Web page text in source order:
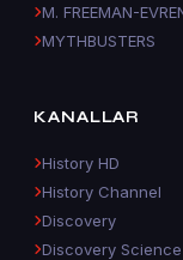
M. FREEMAN-
MYTHBUSTERS
KANALLAR
History HD
History Channel
Discovery
Discovery Science